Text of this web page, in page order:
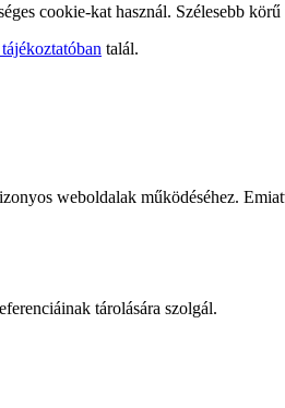
cookie-kat használ. Szélesebb
talál.
weboldalak működéséhez.
tárolására szolgál.